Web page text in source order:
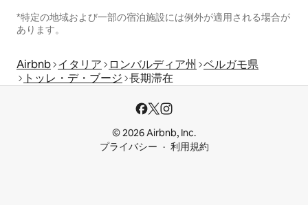
*特定の地域および一部の宿泊施設には例外が適用される場合が
あります。
Airbnb イタリア ロンバルディア州
ベルガモ県
トッレ・デ・ブージ 長期滞在
© 2026 Airbnb, Inc.
プライバシー
利用規約